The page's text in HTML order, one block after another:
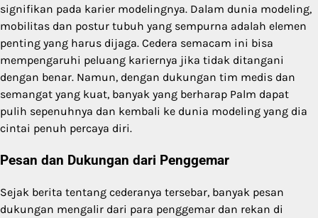
signifikan pada karier modelingnya. Dalam dunia modeling,
mobilitas dan postur tubuh yang sempurna adalah elemen
penting yang harus dijaga. Cedera semacam ini bisa
mempengaruhi peluang kariernya jika tidak ditangani
dengan benar. Namun, dengan dukungan tim medis dan
semangat yang kuat, banyak yang berharap Palm dapat
pulih sepenuhnya dan kembali ke dunia modeling yang dia
cintai penuh percaya diri.
Pesan dan Dukungan dari Penggemar
Sejak berita tentang cederanya tersebar, banyak pesan
dukungan mengalir dari para penggemar dan rekan di